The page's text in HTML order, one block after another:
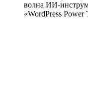
волна
«WordPress